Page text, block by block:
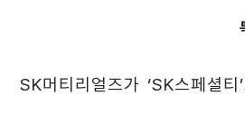
SK머티리얼즈가 ‘SK스페셜